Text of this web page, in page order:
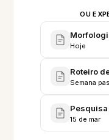
OU
Hoje
Roteiro
Semana
Pesquisa
15 de mar